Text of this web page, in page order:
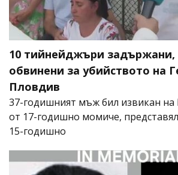
10 тийнейджъри задържани,
обвинени за убийството на
Пловдив
37-годишният мъж бил извикан
от 17-годишно момиче,
15-годишно